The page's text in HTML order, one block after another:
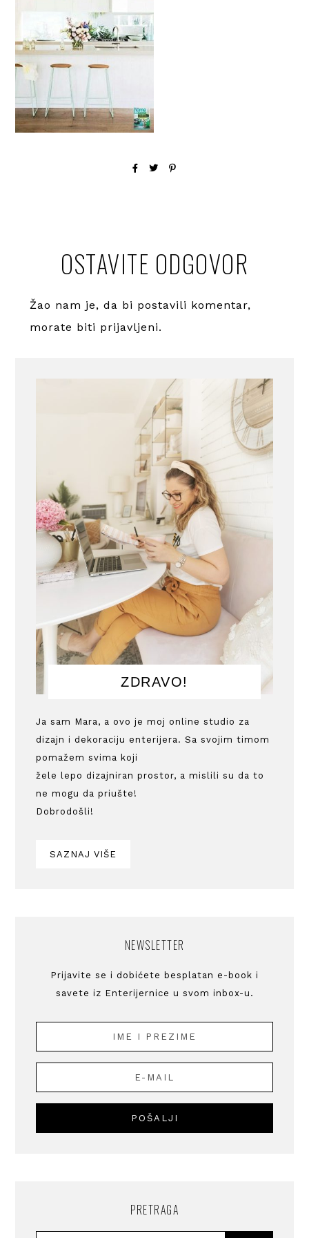
OSTAVITE ODGOVOR
Žao nam je, da bi postavili komentar,
morate biti prijavljeni.
ZDRAVO!
Ja sam Mara, a ovo je moj online studio za
dizajn i dekoraciju enterijera. Sa svojim timom
pomažem svima koji
žele lepo dizajniran prostor, a mislili su da to
ne mogu da priušte!
Dobrodošli!
SAZNAJ VIŠE
NEWSLETTER
Prijavite se i dobićete besplatan e-book i
savete iz Enterijernice u svom inbox-u.
PRETRAGA